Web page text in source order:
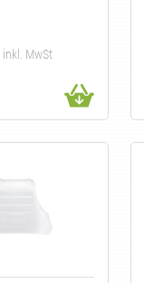
inkl. MwSt